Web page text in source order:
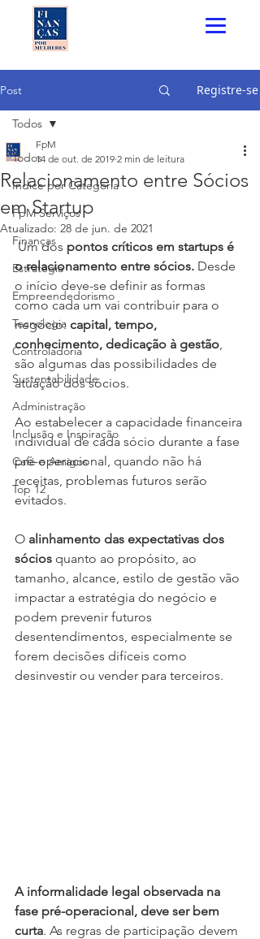
Post Registre-se
Todos
Índice por Categoria
FpM Serviços
Finanças
Estratégia
Empreendedorismo
Tecnologia
Controladoria
Sustentabilidade
Administração
Inclusão e Inspiração
Café e Amigos
Top 12
Todos
Relacionamento entre Sócios
em Startup
FpM
14 de out. de 2019 2 min de leitura
Atualizado: 28 de jun. de 2021
Um dos pontos críticos em startups é
o relacionamento entre sócios. Desde
o início deve-se definir as formas
como cada um vai contribuir para o
negócio: capital, tempo,
conhecimento, dedicação à gestão,
são algumas das possibilidades de
atuação dos sócios.
Ao estabelecer a capacidade financeira
individual de cada sócio durante a fase
pré-operacional, quando não há
receitas, problemas futuros serão
evitados.
O alinhamento das expectativas dos
sócios quanto ao propósito, ao
tamanho, alcance, estilo de gestão vão
impactar a estratégia do negócio e
podem prevenir futuros
desentendimentos, especialmente se
forem decisões difíceis como
desinvestir ou vender para terceiros.
A informalidade legal observada na
fase pré-operacional, deve ser bem
curta. As regras de participação devem